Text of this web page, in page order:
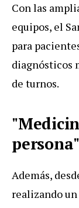
Con las
equipos, el
para
diagnósticos
de turnos.
persona"
Además,
realizando un